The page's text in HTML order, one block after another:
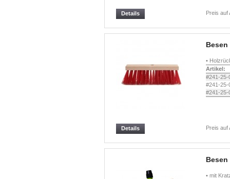
Preis auf
Details
Besen
•
Artikel:
#241-25-
#241-25-
#241-25-
Preis auf
Details
Besen
• mit